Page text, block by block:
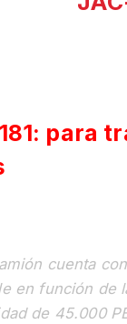
para
cuenta
en función de
de 45.000